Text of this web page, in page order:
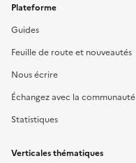
Plateforme
Guides
Feuille de route et nouveautés
Nous écrire
Échangez avec la communauté
Statistiques
Verticales thématiques